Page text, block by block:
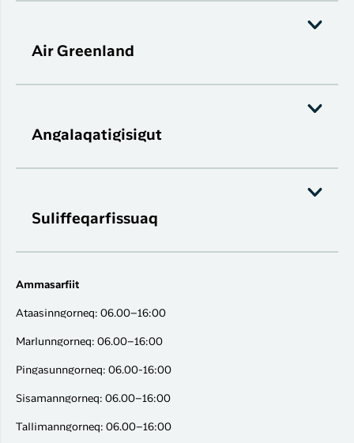
Air Greenland
Angalaqatigisigut
Suliffeqarfissuaq
Ammasarfiit
Ataasinngorneq: 06.00–16:00
Marlunngorneq: 06.00–16:00
Pingasunngorneq: 06.00-16:00
Sisamanngorneq: 06.00–16:00
Tallimanngorneq: 06.00–16:00